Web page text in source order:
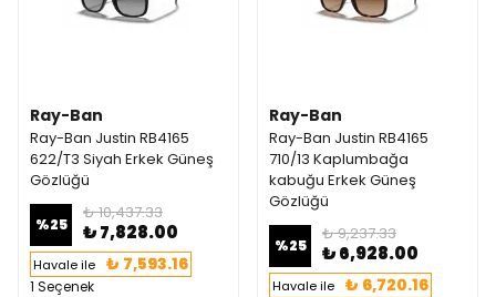
Ray-Ban
Ray-Ban Justin RB4165
622/T3 Siyah Erkek Güneş
Gözlüğü
%25
₺ 10,437.33
₺ 7,828.00
Havale ile ₺ 7,593.16
1 Seçenek
Ray-Ban
Ray-Ban Justin RB4165
710/13 Kaplumbağa
kabuğu Erkek Güneş
Gözlüğü
%25
₺ 9,237.33
₺ 6,928.00
Havale ile ₺ 6,720.16